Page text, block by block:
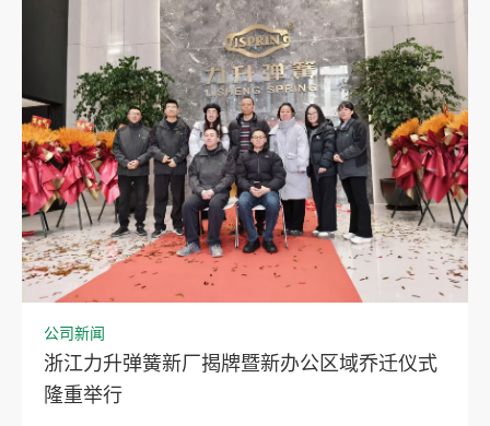
公司新闻
浙江力升弹簧新厂揭牌暨新办公区域乔迁仪式
隆重举行